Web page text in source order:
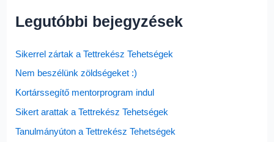
c
f
o
r
:
Legutóbbi bejegyzések
Sikerrel zártak a Tettrekész Tehetségek
Nem beszélünk zöldségeket :)
Kortárssegítő mentorprogram indul
Sikert arattak a Tettrekész Tehetségek
Tanulmányúton a Tettrekész Tehetségek